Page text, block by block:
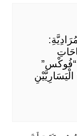
“فُوكْس”